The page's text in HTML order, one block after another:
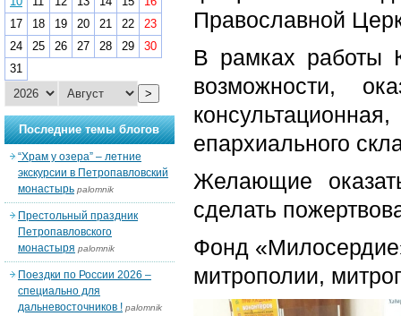
Православной
В рамках работы
возможности,
епархиального
Желающие
сделать
Фонд
митрополии,
17
18 19 20 21 22
23
24
25 26 27 28 29
30
31
>
Последние темы блогов
“Храм у озера” – летние
экскурсии в Петропавловский
монастырь palomnik
Престольный праздник
Петропавловского
монастыря palomnik
Поездки по России 2026 –
специально для
дальневосточников ! palomnik